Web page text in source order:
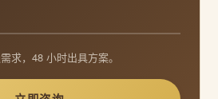
求，48 小时出具方案。